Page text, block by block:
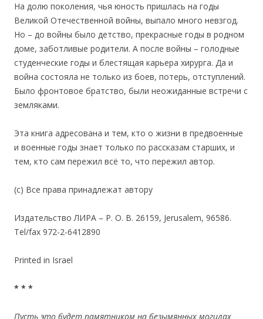
На долю поколения, чья юность пришлась на годы
Великой Отечественной войны, выпало много невзгод.
Но – до войны было детство, прекрасные годы в родном
доме, заботливые родители. А после войны – голодные
студенческие годы и блестящая карьера хирурга. Да и
война состояла не только из боев, потерь, отступлений.
Было фронтовое братство, были неожиданные встречи с
земляками.
Эта книга адресована и тем, кто о жизни в предвоенные
и военные годы знает только по рассказам старших, и
тем, кто сам пережил всё то, что пережил автор.
(с) Все права принадлежат автору
Издательство ЛИРА – Р. О. В. 26159, Jerusalem, 96586.
Tel/fax 972-2-6412890
Printed in Israel
* * *
Пусть это будет памятником на безымянных могилах